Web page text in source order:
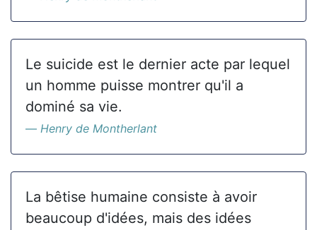
Le suicide est le dernier acte par lequel
un homme puisse montrer qu'il a
dominé sa vie.
Henry de Montherlant
La bêtise humaine consiste à avoir
beaucoup d'idées, mais des idées